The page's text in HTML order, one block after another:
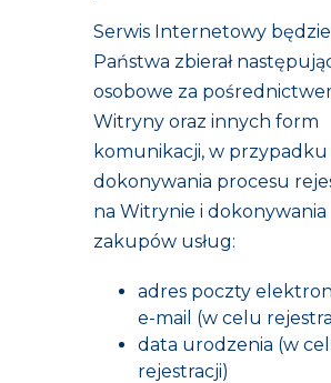
Serwis Internetowy
Państwa zbierał
osobowe za
Witryny oraz innych form
komunikacji, w przypadku
dokonywania procesu
na Witrynie i dokonywania
zakupów usług:
adres poczty
e-mail (w celu
data urodzenia (w
rejestracji)